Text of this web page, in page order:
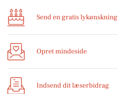
Send en gratis lykønskning
Opret mindeside
Indsend dit læserbidrag